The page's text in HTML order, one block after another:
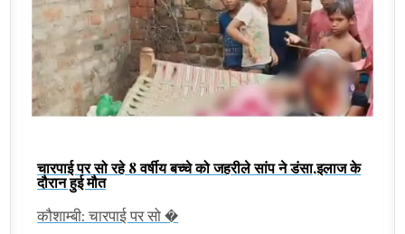
चारपाई पर सो रहे 8 वर्षीय बच्चे को जहरीले सांप ने डंसा,इलाज के
दौरान हुई मौत
कौशाम्बी: चारपाई पर सो �